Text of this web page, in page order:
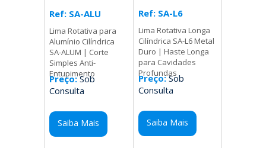
Ref: SA-ALU
Lima Rotativa para
Alumínio Cilíndrica
SA-ALUM | Corte
Simples Anti-
Entupimento
Preço:Sob
Consulta
Saiba Mais
Ref: SA-L6
Lima Rotativa Longa
Cilíndrica SA-L6 Metal
Duro | Haste Longa
para Cavidades
Profundas
Preço:Sob
Consulta
Saiba Mais